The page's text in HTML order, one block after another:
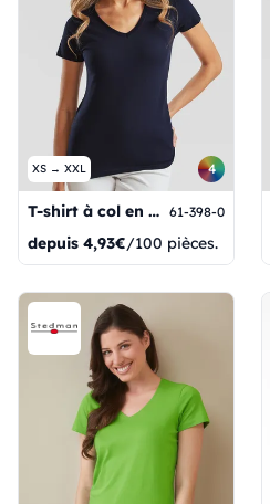
XS → XXL 4
T-shirt à col en V pour femmes, léger et confortable 61-398-0
depuis 4,93€/100 pièces.